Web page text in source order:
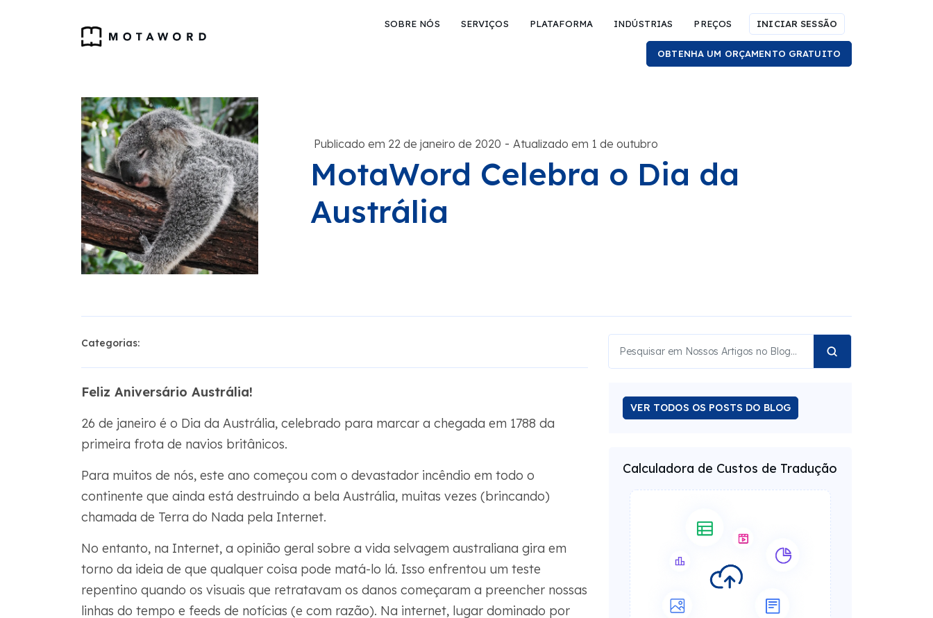
SOBRE NÓS SERVIÇOS PLATAFORMA INDÚSTRIAS PREÇOS INICIAR SESSÃO
OBTENHA UM ORÇAMENTO GRATUITO
Publicado em 22 de janeiro de 2020 - Atualizado em 1 de outubro
MotaWord Celebra o Dia da
Austrália
Categorias:
Feliz Aniversário Austrália!
26 de janeiro é o Dia da Austrália, celebrado para marcar a chegada em 1788 da
primeira frota de navios britânicos.
Para muitos de nós, este ano começou com o devastador incêndio em todo o
continente que ainda está destruindo a bela Austrália, muitas vezes (brincando)
chamada de Terra do Nada pela Internet.
No entanto, na Internet, a opinião geral sobre a vida selvagem australiana gira em
torno da ideia de que qualquer coisa pode matá-lo lá. Isso enfrentou um teste
repentino quando os visuais que retratavam os danos começaram a preencher nossas
linhas do tempo e feeds de notícias (e com razão). Na internet, lugar dominado por
VER TODOS OS POSTS DO BLOG
Calculadora de Custos de Tradução